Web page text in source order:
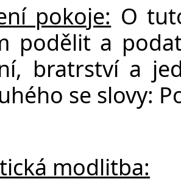
pokoje: O
podělit a
bratrství a
se slovy:
modlitba: